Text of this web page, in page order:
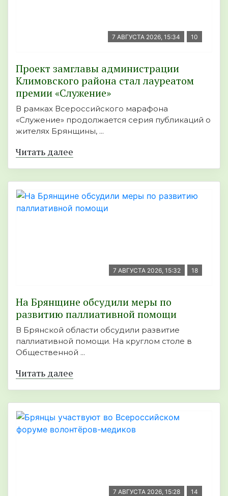
7 АВГУСТА 2026, 15:34 10
Проект замглавы администрации
Климовского района стал лауреатом
премии «Служение»
В рамках Всероссийского марафона
«Служение» продолжается серия публикаций о
жителях Брянщины, ...
Читать далее
7 АВГУСТА 2026, 15:32 18
На Брянщине обсудили меры по
развитию паллиативной помощи
В Брянской области обсудили развитие
паллиативной помощи. На круглом столе в
Общественной ...
Читать далее
7 АВГУСТА 2026, 15:28 14